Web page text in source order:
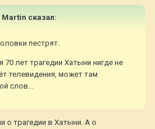
Martin сказал:
пестрят.
70 лет трагедии Хатыни нигде не
телевидения, может там
слов...
о трагедии в Хатыни. А о